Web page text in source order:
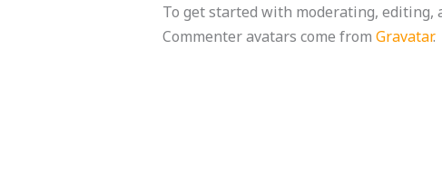
To get started with moderating, editing,
Commenter avatars come from Gravatar.